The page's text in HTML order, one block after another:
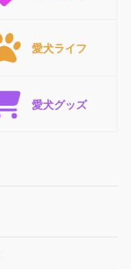
愛犬ライフ
愛犬グッズ